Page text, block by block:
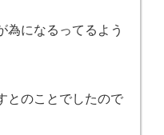
為になるってるよう
とのことでしたので